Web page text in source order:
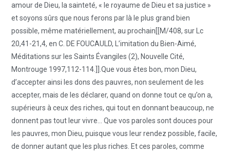
amour de Dieu, la sainteté, « le royaume de Dieu et sa justice »
et soyons sûrs que nous ferons par là le plus grand bien
possible, même matériellement, au prochain[[M/408, sur Lc
20,41-21,4, en C. DE FOUCAULD, L’imitation du Bien-Aimé,
Méditations sur les Saints Évangiles (2), Nouvelle Cité,
Montrouge 1997,112-114.]].Que vous êtes bon, mon Dieu,
d’accepter ainsi les dons des pauvres, non seulement de les
accepter, mais de les déclarer, quand on donne tout ce qu’on a,
supérieurs à ceux des riches, qui tout en donnant beaucoup, ne
donnent pas tout leur vivre… Que vos paroles sont douces pour
les pauvres, mon Dieu, puisque vous leur rendez possible, facile,
de donner autant que les plus riches. Et ces paroles, comme